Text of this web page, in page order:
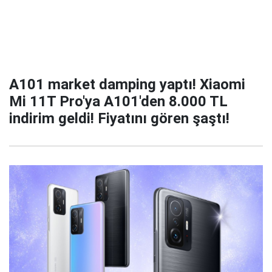
A101 market damping yaptı! Xiaomi
Mi 11T Pro'ya A101'den 8.000 TL
indirim geldi! Fiyatını gören şaştı!